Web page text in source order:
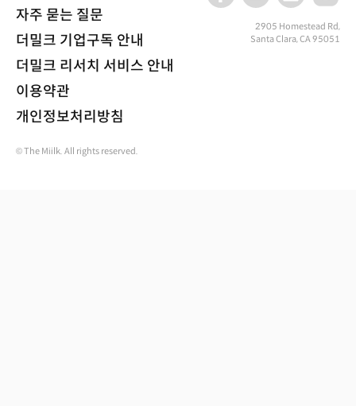
자주 묻는 질문
더밀크 기업구독 안내
더밀크 리서치 서비스 안내
이용약관
개인정보처리방침
2905 Homestead Rd,
Santa Clara, CA 95051
© The Miilk. All rights reserved.